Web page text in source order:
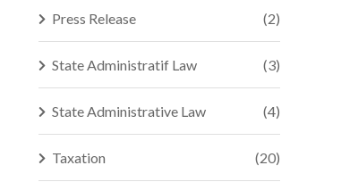
Press Release (2)
State Administratif Law (3)
State Administrative Law (4)
Taxation (20)